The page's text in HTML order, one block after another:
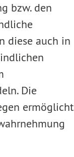
bzw. den
diese auch in
Die
ermöglicht